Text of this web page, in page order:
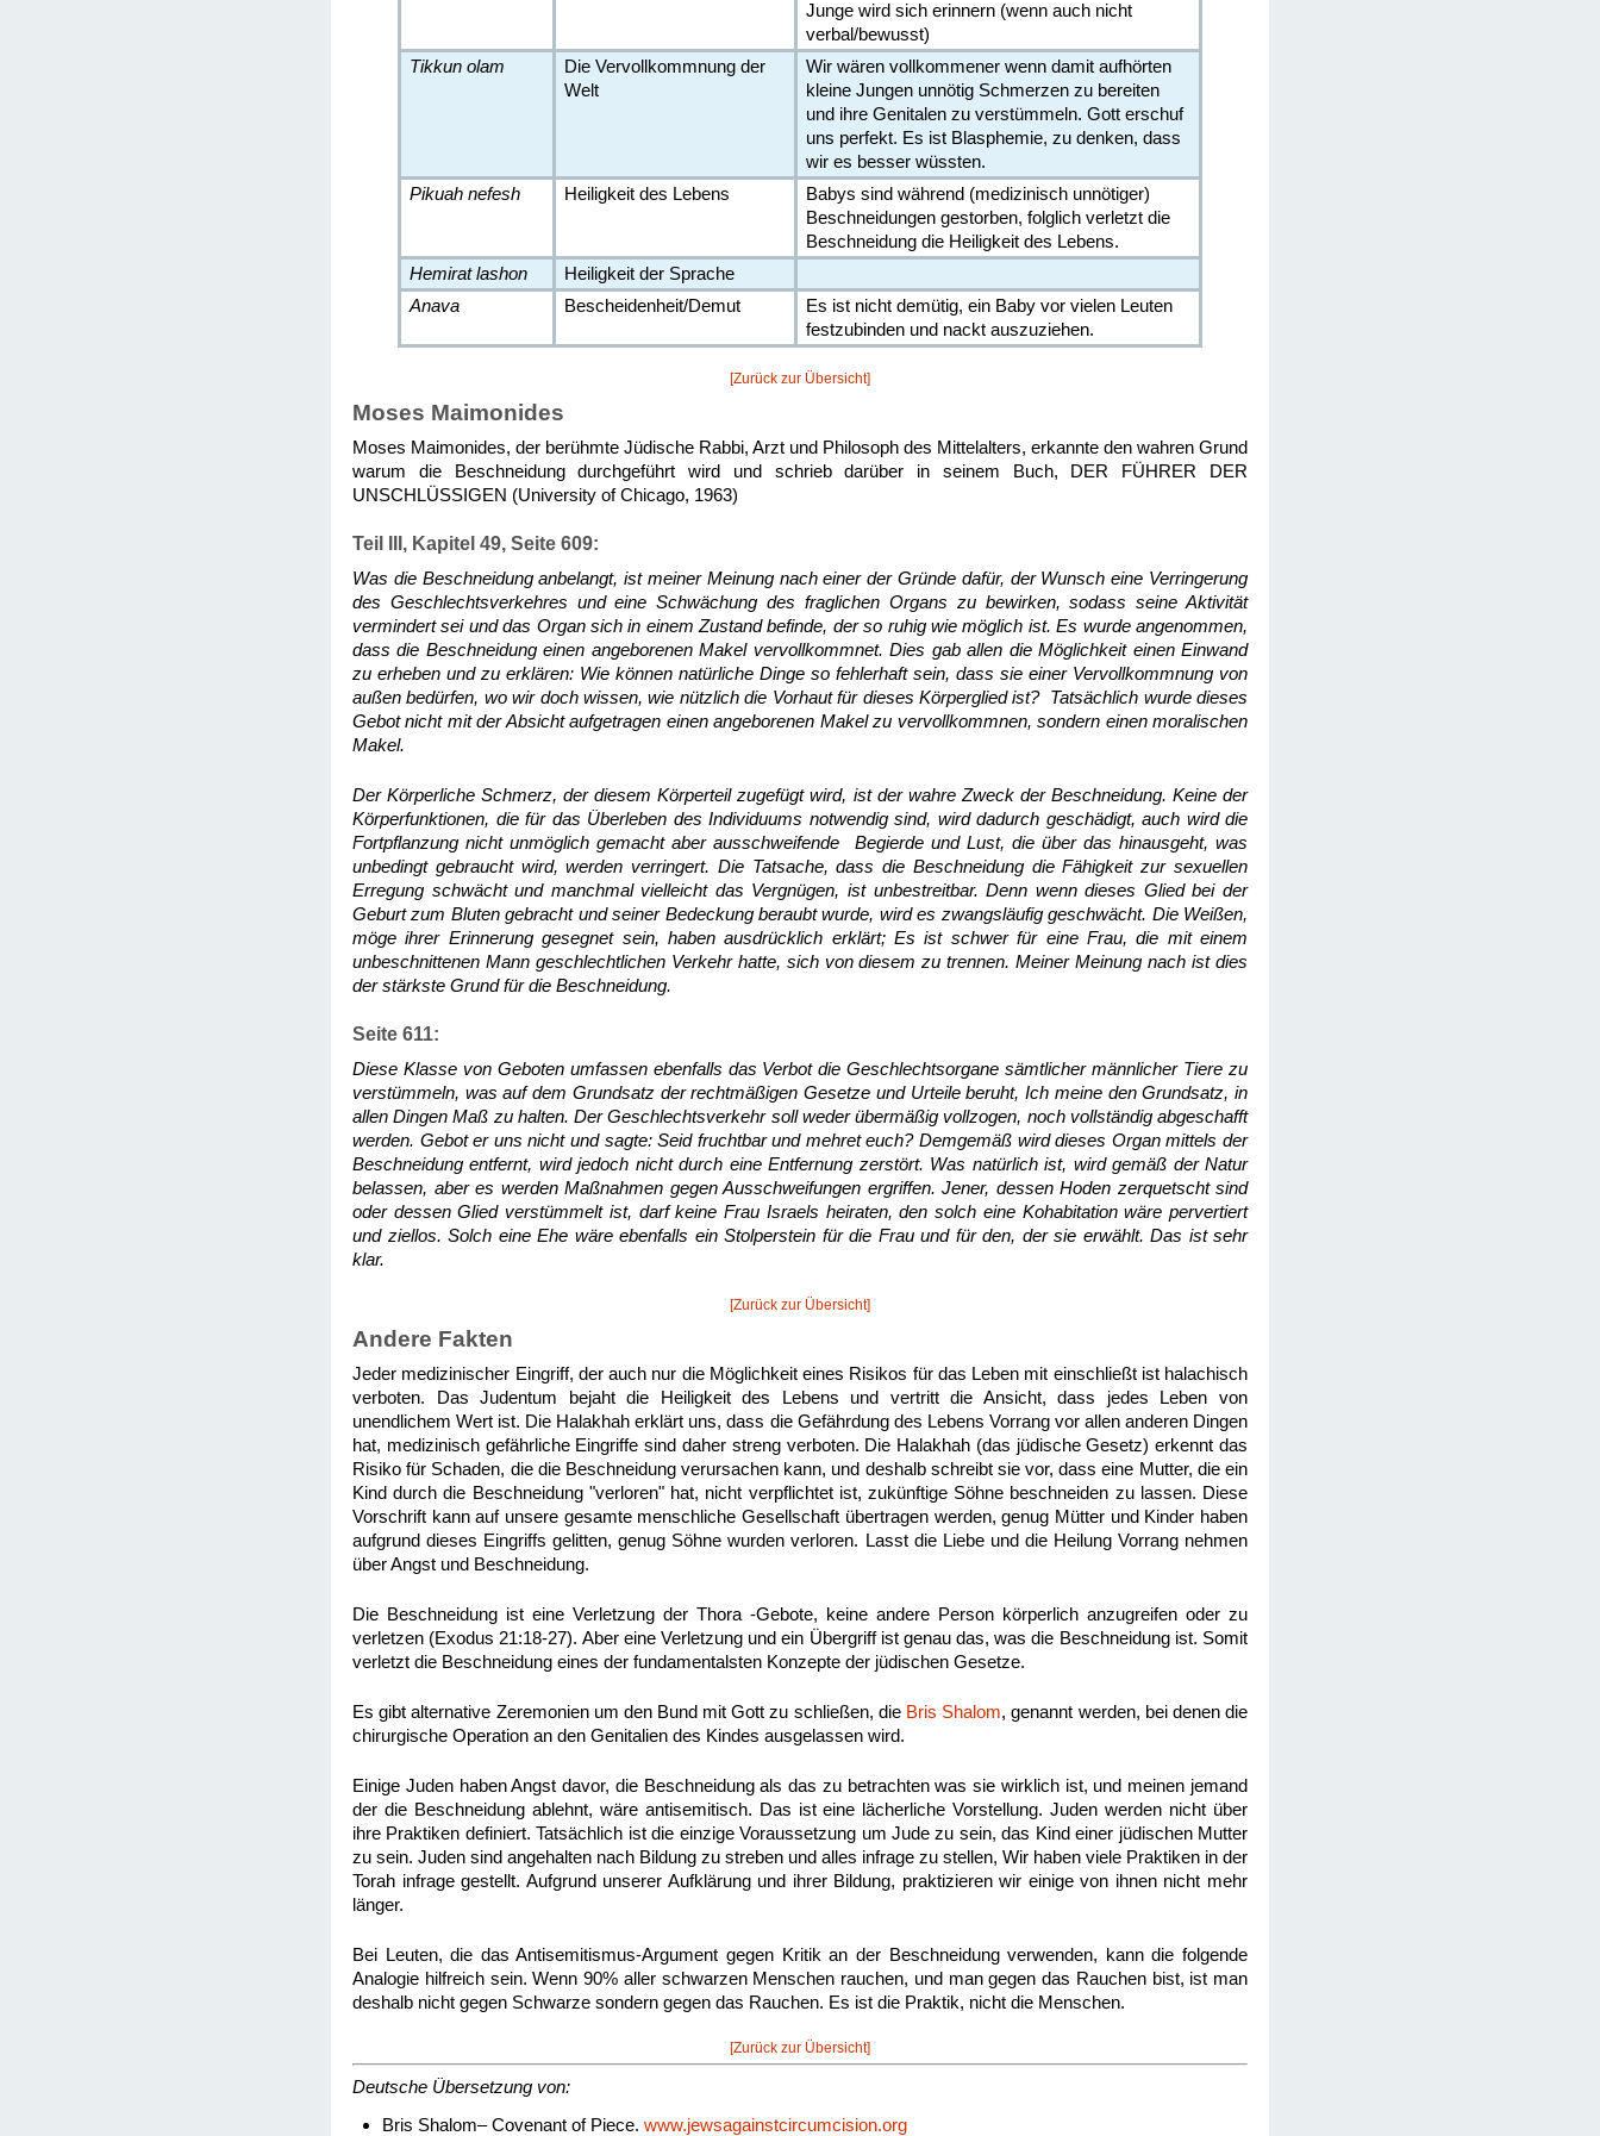
Junge wird sich erinnern (wenn auch nicht
verbal/bewusst)
Tikkun olam
Die Vervollkommnung der
Welt
Wir wären vollkommener wenn damit aufhörten
kleine Jungen unnötig Schmerzen zu bereiten
und ihre Genitalen zu verstümmeln. Gott erschuf
uns perfekt. Es ist Blasphemie, zu denken, dass
wir es besser wüssten.
Pikuah nefesh
Heiligkeit des Lebens
Babys sind während (medizinisch unnötiger)
Beschneidungen gestorben, folglich verletzt die
Beschneidung die Heiligkeit des Lebens.
Hemirat lashon
Heiligkeit der Sprache
Anava
Bescheidenheit/Demut
Es ist nicht demütig, ein Baby vor vielen Leuten
festzubinden und nackt auszuziehen.
[Zurück zur Übersicht]
Moses Maimonides
Moses Maimonides, der berühmte Jüdische Rabbi, Arzt und Philosoph des Mittelalters, erkannte den wahren Grund
warum die Beschneidung durchgeführt wird und schrieb darüber in seinem Buch, DER FÜHRER DER
UNSCHLÜSSIGEN (University of Chicago, 1963)
Teil III, Kapitel 49, Seite 609:
Was die Beschneidung anbelangt, ist meiner Meinung nach einer der Gründe dafür, der Wunsch eine Verringerung
des Geschlechtsverkehres und eine Schwächung des fraglichen Organs zu bewirken, sodass seine Aktivität
vermindert sei und das Organ sich in einem Zustand befinde, der so ruhig wie möglich ist. Es wurde angenommen,
dass die Beschneidung einen angeborenen Makel vervollkommnet. Dies gab allen die Möglichkeit einen Einwand
zu erheben und zu erklären: Wie können natürliche Dinge so fehlerhaft sein, dass sie einer Vervollkommnung von
außen bedürfen, wo wir doch wissen, wie nützlich die Vorhaut für dieses Körperglied ist? Tatsächlich wurde dieses
Gebot nicht mit der Absicht aufgetragen einen angeborenen Makel zu vervollkommnen, sondern einen moralischen
Makel.
Der Körperliche Schmerz, der diesem Körperteil zugefügt wird, ist der wahre Zweck der Beschneidung. Keine der
Körperfunktionen, die für das Überleben des Individuums notwendig sind, wird dadurch geschädigt, auch wird die
Fortpflanzung nicht unmöglich gemacht aber ausschweifende Begierde und Lust, die über das hinausgeht, was
unbedingt gebraucht wird, werden verringert. Die Tatsache, dass die Beschneidung die Fähigkeit zur sexuellen
Erregung schwächt und manchmal vielleicht das Vergnügen, ist unbestreitbar. Denn wenn dieses Glied bei der
Geburt zum Bluten gebracht und seiner Bedeckung beraubt wurde, wird es zwangsläufig geschwächt. Die Weißen,
möge ihrer Erinnerung gesegnet sein, haben ausdrücklich erklärt; Es ist schwer für eine Frau, die mit einem
unbeschnittenen Mann geschlechtlichen Verkehr hatte, sich von diesem zu trennen. Meiner Meinung nach ist dies
der stärkste Grund für die Beschneidung.
Seite 611:
Diese Klasse von Geboten umfassen ebenfalls das Verbot die Geschlechtsorgane sämtlicher männlicher Tiere zu
verstümmeln, was auf dem Grundsatz der rechtmäßigen Gesetze und Urteile beruht, Ich meine den Grundsatz, in
allen Dingen Maß zu halten. Der Geschlechtsverkehr soll weder übermäßig vollzogen, noch vollständig abgeschafft
werden. Gebot er uns nicht und sagte: Seid fruchtbar und mehret euch? Demgemäß wird dieses Organ mittels der
Beschneidung entfernt, wird jedoch nicht durch eine Entfernung zerstört. Was natürlich ist, wird gemäß der Natur
belassen, aber es werden Maßnahmen gegen Ausschweifungen ergriffen. Jener, dessen Hoden zerquetscht sind
oder dessen Glied verstümmelt ist, darf keine Frau Israels heiraten, den solch eine Kohabitation wäre pervertiert
und ziellos. Solch eine Ehe wäre ebenfalls ein Stolperstein für die Frau und für den, der sie erwählt. Das ist sehr
klar.
[Zurück zur Übersicht]
Andere Fakten
Jeder medizinischer Eingriff, der auch nur die Möglichkeit eines Risikos für das Leben mit einschließt ist halachisch
verboten. Das Judentum bejaht die Heiligkeit des Lebens und vertritt die Ansicht, dass jedes Leben von
unendlichem Wert ist. Die Halakhah erklärt uns, dass die Gefährdung des Lebens Vorrang vor allen anderen Dingen
hat, medizinisch gefährliche Eingriffe sind daher streng verboten. Die Halakhah (das jüdische Gesetz) erkennt das
Risiko für Schaden, die die Beschneidung verursachen kann, und deshalb schreibt sie vor, dass eine Mutter, die ein
Kind durch die Beschneidung "verloren" hat, nicht verpflichtet ist, zukünftige Söhne beschneiden zu lassen. Diese
Vorschrift kann auf unsere gesamte menschliche Gesellschaft übertragen werden, genug Mütter und Kinder haben
aufgrund dieses Eingriffs gelitten, genug Söhne wurden verloren. Lasst die Liebe und die Heilung Vorrang nehmen
über Angst und Beschneidung.
Die Beschneidung ist eine Verletzung der Thora -Gebote, keine andere Person körperlich anzugreifen oder zu
verletzen (Exodus 21:18-27). Aber eine Verletzung und ein Übergriff ist genau das, was die Beschneidung ist. Somit
verletzt die Beschneidung eines der fundamentalsten Konzepte der jüdischen Gesetze.
Es gibt alternative Zeremonien um den Bund mit Gott zu schließen, die Bris Shalom, genannt werden, bei denen die
chirurgische Operation an den Genitalien des Kindes ausgelassen wird.
Einige Juden haben Angst davor, die Beschneidung als das zu betrachten was sie wirklich ist, und meinen jemand
der die Beschneidung ablehnt, wäre antisemitisch. Das ist eine lächerliche Vorstellung. Juden werden nicht über
ihre Praktiken definiert. Tatsächlich ist die einzige Voraussetzung um Jude zu sein, das Kind einer jüdischen Mutter
zu sein. Juden sind angehalten nach Bildung zu streben und alles infrage zu stellen, Wir haben viele Praktiken in der
Torah infrage gestellt. Aufgrund unserer Aufklärung und ihrer Bildung, praktizieren wir einige von ihnen nicht mehr
länger.
Bei Leuten, die das Antisemitismus-Argument gegen Kritik an der Beschneidung verwenden, kann die folgende
Analogie hilfreich sein. Wenn 90% aller schwarzen Menschen rauchen, und man gegen das Rauchen bist, ist man
deshalb nicht gegen Schwarze sondern gegen das Rauchen. Es ist die Praktik, nicht die Menschen.
[Zurück zur Übersicht]
Deutsche Übersetzung von:
Bris Shalom– Covenant of Piece. www.jewsagainstcircumcision.org